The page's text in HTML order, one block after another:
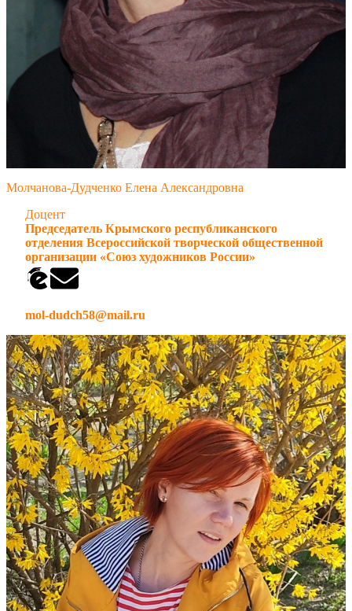
Молчанова-Дудченко Елена Александровна
Доцент
Председатель Крымского республиканского
отделения Всероссийской творческой общественной
организации «Союз художников России»
mol-dudch58@mail.ru